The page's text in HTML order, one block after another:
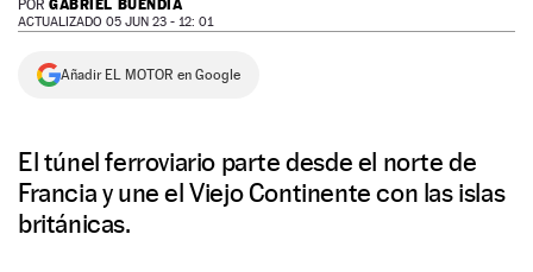
NEWSLETTER
POR GABRIEL BUENDÍA
ACTUALIZADO 05 JUN 23 - 12: 01
Añadir EL MOTOR en Google
El túnel ferroviario parte desde el norte de
Francia y une el Viejo Continente con las islas
británicas.